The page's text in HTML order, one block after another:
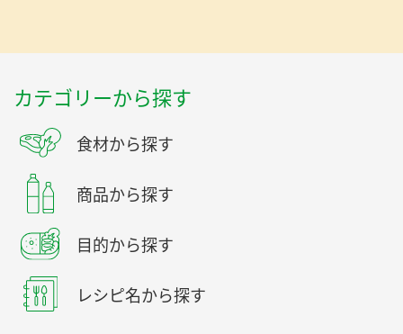
カテゴリーから探す
食材から探す
商品から探す
目的から探す
レシピ名から探す